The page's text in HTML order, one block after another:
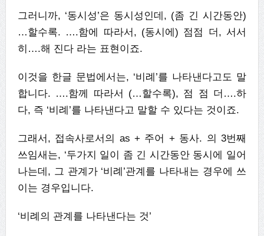
그러니까, ‘동시성’은 동시성인데, (좀 긴 시간동안)
…할수록. ….함에 따라서, (동시에) 점점 더, 서서
히….해 진다 라는 표현이죠.
이것을 한글 문법에서는, ‘비례’를 나타낸다고도 말
합니다. ….함께 따라서 (…할수록), 점 점 더….하
다, 즉 ‘비례’를 나타낸다고 말할 수 있다는 것이죠.
그래서, 접속사로서의 as + 주어 + 동사. 의 3번째
쓰임새는, ‘두가지 일이 좀 긴 시간동안 동시에 일어
나는데, 그 관계가 ‘비례’관계를 나타내는 경우에 쓰
이는 경우입니다.
‘비례의 관계를 나타낸다는 것’